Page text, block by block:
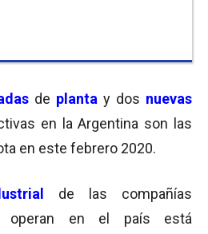
de planta y dos nuevas
en la Argentina son las
en este febrero 2020.
de las compañías
operan en el país está